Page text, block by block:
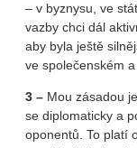
– v byznysu, ve
vazby chci dál
aby byla ještě
ve společenském
3 – Mou zásadou
se diplomaticky a
oponentů. To platí